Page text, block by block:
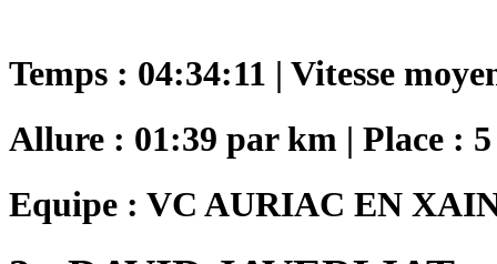
Temps : 04:34:11 | Vitesse
Allure : 01:39 par km | Place : 5
Equipe : VC AURIAC EN